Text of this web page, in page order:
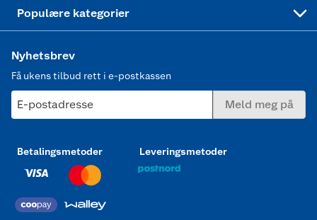
Populære kategorier
Nyhetsbrev
Få ukens tilbud rett i e-postkassen
E-postadresse Meld meg på
Betalingsmetoder Leveringsmetoder